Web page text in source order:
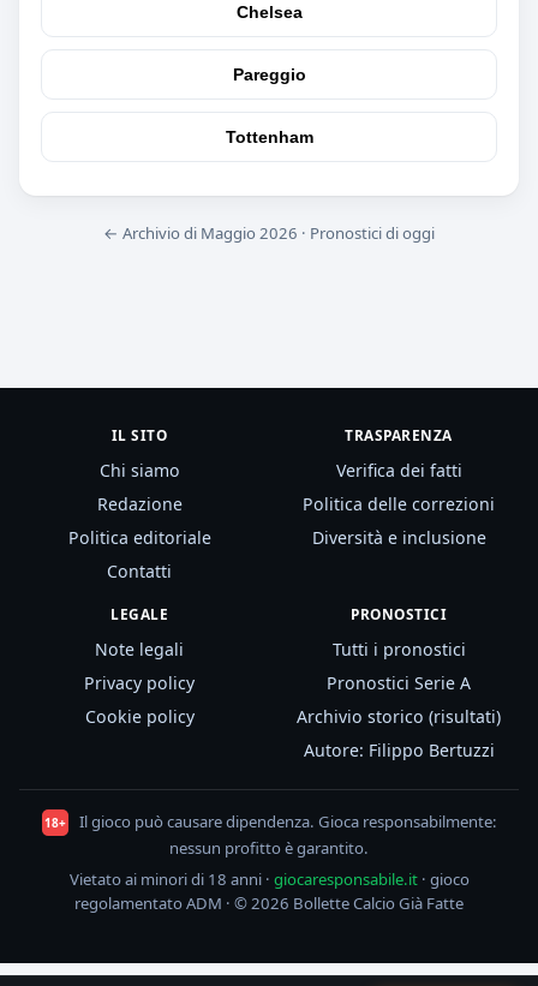
Chelsea
Pareggio
Tottenham
← Archivio di Maggio 2026 · Pronostici di oggi
IL SITO
Chi siamo
Redazione
Politica editoriale
Contatti
TRASPARENZA
Verifica dei fatti
Politica delle correzioni
Diversità e inclusione
LEGALE
Note legali
Privacy policy
Cookie policy
PRONOSTICI
Tutti i pronostici
Pronostici Serie A
Archivio storico (risultati)
Autore: Filippo Bertuzzi
18+
Il gioco può causare dipendenza. Gioca responsabilmente:
nessun profitto è garantito.
Vietato ai minori di 18 anni · giocaresponsabile.it· gioco
regolamentato ADM · © 2026 Bollette Calcio Già Fatte